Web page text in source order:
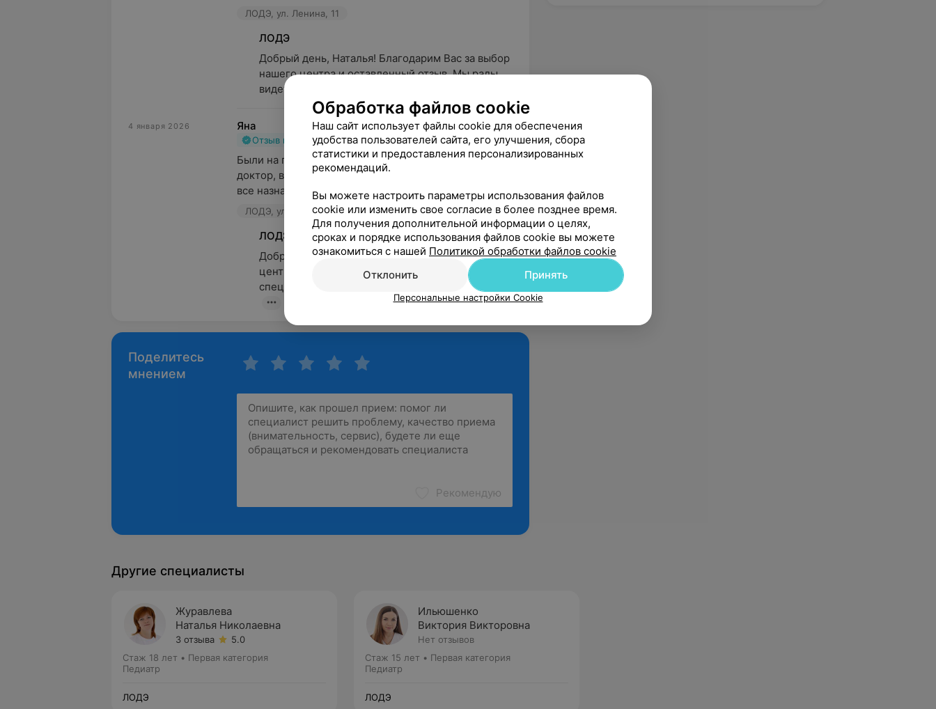
ЛОДЭ, ул. Ленина, 11
ЛОДЭ
Добрый день, Наталья! Благодарим Вас за выбор
нашего центра и оставленный отзыв. Мы рады
видеть, что прием оставил у Вас...
4 января 2026 Яна
Отзыв подтвержден
Были на приёме у Скуповой Е. Н.Великолепный
доктор, внимательно посмотрела ребёнка, сделала
все назначения. Очень хороши...
ЛОДЭ, ул. Ленина, 11
ЛОДЭ
Добрый день, Яна! Спасибо за выбор нашего
центра и оставленный отзыв о работе
специалиста. Рады видеть, что были Вам пол...
Поделитесь
мнением
Рекомендую
Другие специалисты
Журавлева
Наталья Николаевна
3 отзыва
5.0
Стаж 18 лет • Первая категория
Педиатр
ЛОДЭ
Ильюшенко
Виктория Викторовна
Нет отзывов
Стаж 15 лет • Первая категория
Педиатр
ЛОДЭ
Обработка файлов cookie
Наш сайт использует файлы cookie для обеспечения
удобства пользователей сайта, его улучшения, сбора
статистики и предоставления персонализированных
рекомендаций.
Вы можете настроить параметры использования файлов
cookie или изменить свое согласие в более позднее время.
Для получения дополнительной информации о целях,
сроках и порядке использования файлов cookie вы можете
ознакомиться с нашей Политикой обработки файлов cookie
Отклонить
Принять
Персональные настройки Cookie